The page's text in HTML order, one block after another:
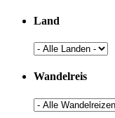
Land
Wandelreis